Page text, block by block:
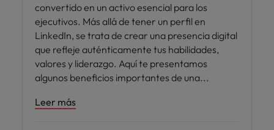
convertido en un activo esencial para los
ejecutivos. Más allá de tener un perfil en
LinkedIn, se trata de crear una presencia digital
que refleje auténticamente tus habilidades,
valores y liderazgo. Aquí te presentamos
algunos beneficios importantes de una
Leer más